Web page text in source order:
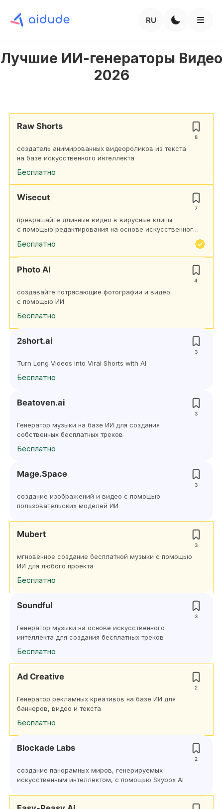
RU
Лучшие ИИ-генераторы Видео
2026
Raw Shorts
8
создатель анимированных видеороликов из текста
на базе искусственного интеллекта
Бесплатно
Wisecut
7
превращайте длинные видео в вирусные клипы
с помощью редактирования на основе искусственного
Бесплатно
Photo AI
4
создавайте потрясающие фотографии и видео
с помощью ИИ
Бесплатно
2short.ai
3
Turn Long Videos into Viral Shorts with AI
Бесплатно
Beatoven.ai
3
Генератор музыки на базе ИИ для создания
собственных бесплатных треков
Бесплатно
Mage.Space
3
создание изображений и видео с помощью
пользовательских моделей ИИ
Mubert
3
мгновенное создание бесплатной музыки с помощью
ИИ для любого проекта
Бесплатно
Soundful
3
Генератор музыки на основе искусственного
интеллекта для создания бесплатных треков
Бесплатно
Ad Creative
2
Генератор рекламных креативов на базе ИИ для
баннеров, видео и текста
Бесплатно
Blockade Labs
2
создание панорамных миров, генерируемых
искусственным интеллектом, с помощью Skybox AI